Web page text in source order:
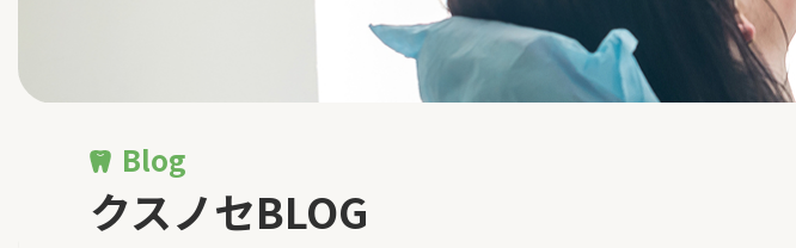
Blog
クスノセBLOG